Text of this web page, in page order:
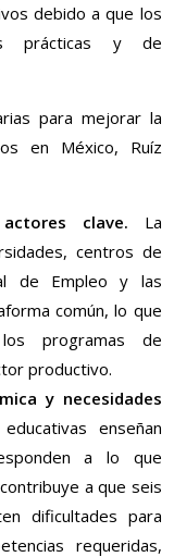
debido a que los
prácticas y de
para mejorar la
en México, Ruíz
clave. La
centros de
de Empleo y las
común, lo que
programas de
productivo.
y necesidades
enseñan
a lo que
a que seis
dificultades para
requeridas,